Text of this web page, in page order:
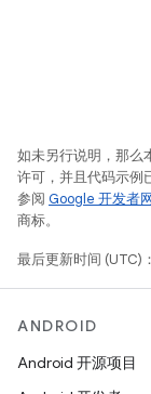
如未另行说明，那么
许可，并且代码示例
参阅 Google 开发者
商标。
最后更新时间 (UTC)
ANDROID
Android 开源项目